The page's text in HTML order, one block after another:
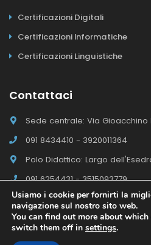
Certificazioni Digitali
Certificazioni Informatiche
Certificazioni Linguistiche
Contattaci
Sede centrale: Via Gioacchino
091 8434410 - 3920011364
Polo Didattico: Largo
091 6254431 - 3515093779
Il Polo E-campus Academy ©
Usiamo i cookie per fornirti la
navigazione sul nostro sito web.
You can find out more about
switch them off in settings.